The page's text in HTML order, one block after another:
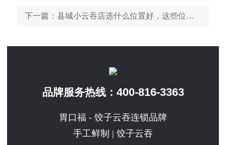
下一篇 ：县城小云吞店选什么位置好，这些位置堪称是黄金地段
品牌服务热线： 400-816-3363
胃口福 - 饺子云吞连锁品牌
手工鲜制 | 饺子云吞